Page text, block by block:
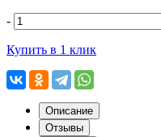
-
Купить в 1 клик
Описание
Отзывы